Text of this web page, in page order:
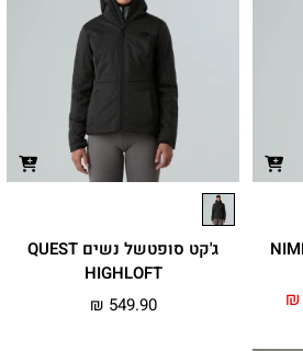
₪
ג'קט סופטשל נשים QUEST
HIGHLOFT
₪ 549.90